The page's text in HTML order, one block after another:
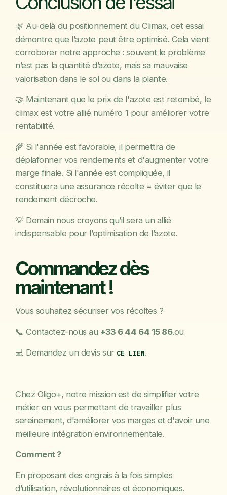
🌿 Au-delà du positionnement du Climax, cet essai
démontre que l’azote peut être optimisé. Cela vient
corroborer notre approche : souvent le problème
n’est pas la quantité d’azote, mais sa mauvaise
valorisation dans le sol ou dans la plante.
🤝 Maintenant que le prix de l'azote est retombé, le
climax est votre allié numéro 1 pour améliorer votre
rentabilité.
🌾 Si l'année est favorable, il permettra de
déplafonner vos rendements et d'augmenter votre
marge finale. Si l'année est compliquée, il
constituera une assurance récolte = éviter que le
rendement décroche.
💡 Demain nous croyons qu’il sera un allié
indispensable pour l’optimisation de l’azote.
Commandez dès
maintenant !
Vous souhaitez sécuriser vos récoltes ?
📞 Contactez-nous au +33 6 44 64 15 86.ou
💻 Demandez un devis sur CE LIEN.
Chez Oligo+, notre mission est de simplifier votre
métier en vous permettant de travailler plus
sereinement, d'améliorer vos marges et d'avoir une
meilleure intégration environnementale.
Comment ?
En proposant des engrais à la fois simples
d’utilisation, révolutionnaires et économiques.